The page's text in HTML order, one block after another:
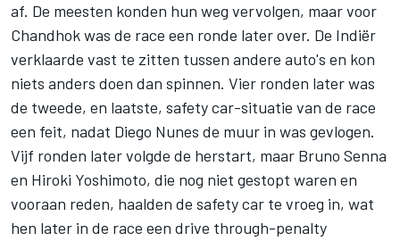
af. De meesten konden hun weg vervolgen, maar voor
Chandhok was de race een ronde later over. De Indiër
verklaarde vast te zitten tussen andere auto's en kon
niets anders doen dan spinnen. Vier ronden later was
de tweede, en laatste, safety car-situatie van de race
een feit, nadat Diego Nunes de muur in was gevlogen.
Vijf ronden later volgde de herstart, maar Bruno Senna
en Hiroki Yoshimoto, die nog niet gestopt waren en
vooraan reden, haalden de safety car te vroeg in, wat
hen later in de race een drive through-penalty